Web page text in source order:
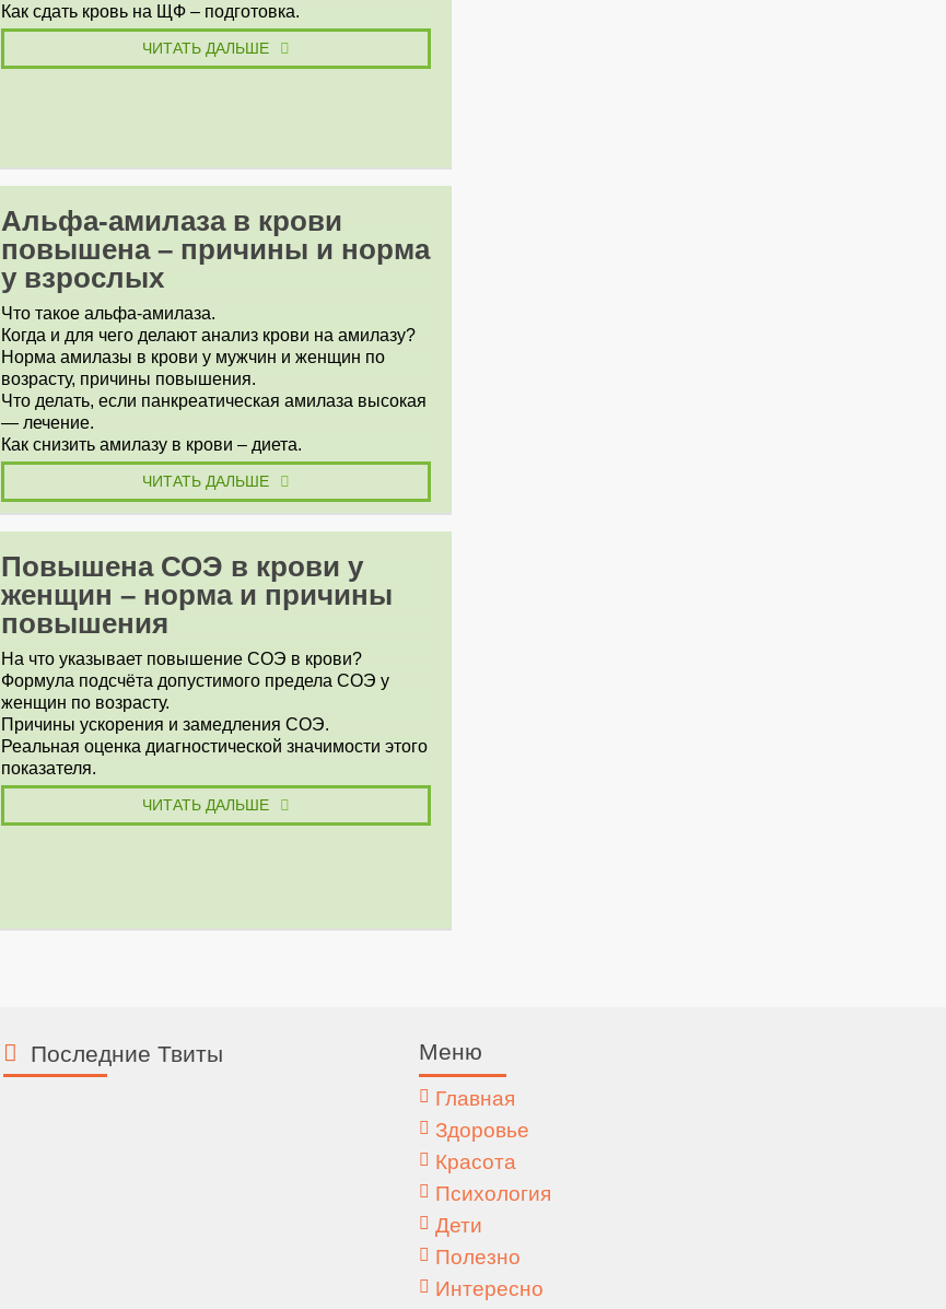
Как сдать кровь на ЩФ – подготовка.
ЧИТАТЬ ДАЛЬШЕ
Альфа-амилаза в крови
повышена – причины и норма
у взрослых
Что такое альфа-амилаза.
Когда и для чего делают анализ крови на амилазу?
Норма амилазы в крови у мужчин и женщин по
возрасту, причины повышения.
Что делать, если панкреатическая амилаза высокая
— лечение.
Как снизить амилазу в крови – диета.
ЧИТАТЬ ДАЛЬШЕ
Повышена СОЭ в крови у
женщин – норма и причины
повышения
На что указывает повышение СОЭ в крови?
Формула подсчёта допустимого предела СОЭ у
женщин по возрасту.
Причины ускорения и замедления СОЭ.
Реальная оценка диагностической значимости этого
показателя.
ЧИТАТЬ ДАЛЬШЕ
Последние Твиты Меню
Главная
Здоровье
Красота
Психология
Дети
Полезно
Интересно